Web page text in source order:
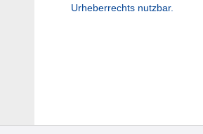
Urheberrechts nutzbar.